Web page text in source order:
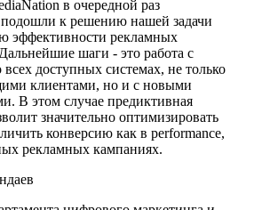
в очередной раз
подошли к решению нашей задачи
эффективности рекламных
шаги - это работа с
всех доступных системах, не только
клиентами, но и с новыми
В этом случае предиктивная
значительно оптимизировать
конверсию как в performance,
рекламных кампаниях.